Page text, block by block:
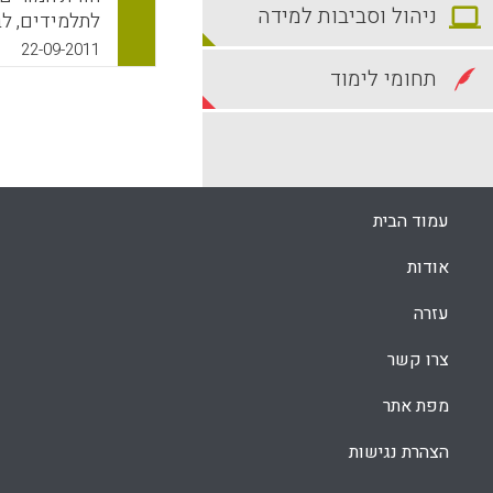
לתלמידים,
קרובים, לא
22-09-2011
ניהול וסביבות למידה
תחומי לימוד
עמוד הבית
אודות
עזרה
צרו קשר
מפת אתר
הצהרת נגישות